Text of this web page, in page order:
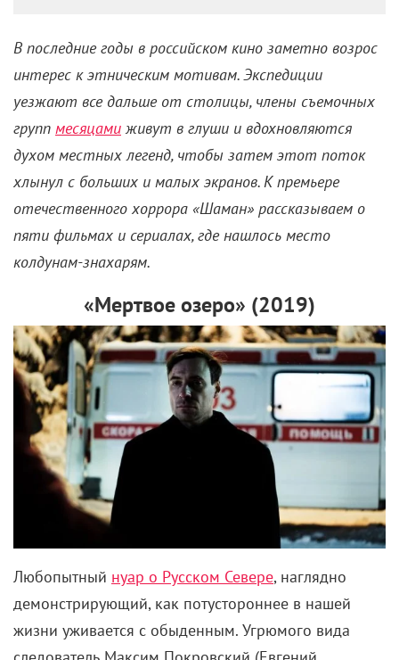
В последние годы в российском кино заметно возрос
интерес к этническим мотивам. Экспедиции
уезжают все дальше от столицы, члены съемочных
групп месяцами живут в глуши и вдохновляются
духом местных легенд, чтобы затем этот поток
хлынул с больших и малых экранов. К премьере
отечественного хоррора «Шаман» рассказываем о
пяти фильмах и сериалах, где нашлось место
колдунам-знахарям.
«Мертвое озеро» (2019)
Любопытный нуар о Русском Севере, наглядно
демонстрирующий, как потустороннее в нашей
жизни уживается с обыденным. Угрюмого вида